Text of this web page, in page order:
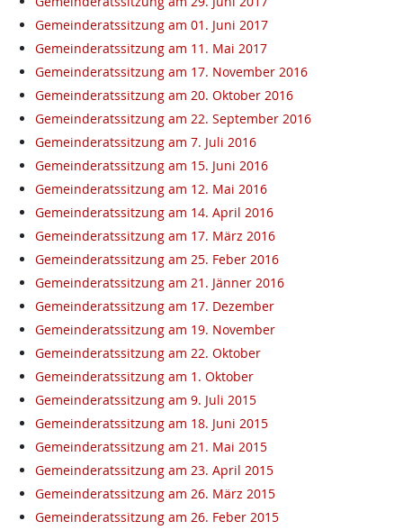
Gemeinderatssitzung am 01. Juni 2017
Gemeinderatssitzung am 11. Mai 2017
Gemeinderatssitzung am 17. November 2016
Gemeinderatssitzung am 20. Oktober 2016
Gemeinderatssitzung am 22. September 2016
Gemeinderatssitzung am 7. Juli 2016
Gemeinderatssitzung am 15. Juni 2016
Gemeinderatssitzung am 12. Mai 2016
Gemeinderatssitzung am 14. April 2016
Gemeinderatssitzung am 17. März 2016
Gemeinderatssitzung am 25. Feber 2016
Gemeinderatssitzung am 21. Jänner 2016
Gemeinderatssitzung am 17. Dezember
Gemeinderatssitzung am 19. November
Gemeinderatssitzung am 22. Oktober
Gemeinderatssitzung am 1. Oktober
Gemeinderatssitzung am 9. Juli 2015
Gemeinderatssitzung am 18. Juni 2015
Gemeinderatssitzung am 21. Mai 2015
Gemeinderatssitzung am 23. April 2015
Gemeinderatssitzung am 26. März 2015
Gemeinderatssitzung am 26. Feber 2015